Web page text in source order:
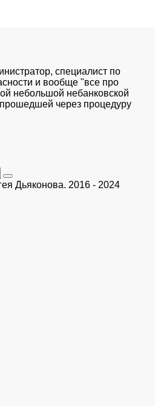
специалист по
и вообще "все про
небольшой небанковской
через процедуру
Дьяконова. 2016 - 2024